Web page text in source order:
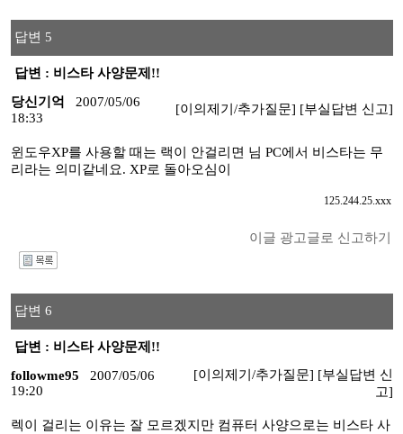
답변 5
답변 : 비스타 사양문제!!
당신기억
2007/05/06
18:33
[이의제기/추가질문] [부실답변 신고]
윈도우XP를 사용할 때는 랙이 안걸리면 님 PC에서 비스타는 무
리라는 의미같네요. XP로 돌아오심이
125.244.25.xxx
이글 광고글로 신고하기
답변 6
답변 : 비스타 사양문제!!
followme95
2007/05/06
19:20
[이의제기/추가질문] [부실답변 신
고]
렉이 걸리는 이유는 잘 모르겠지만 컴퓨터 사양으로는 비스타 사